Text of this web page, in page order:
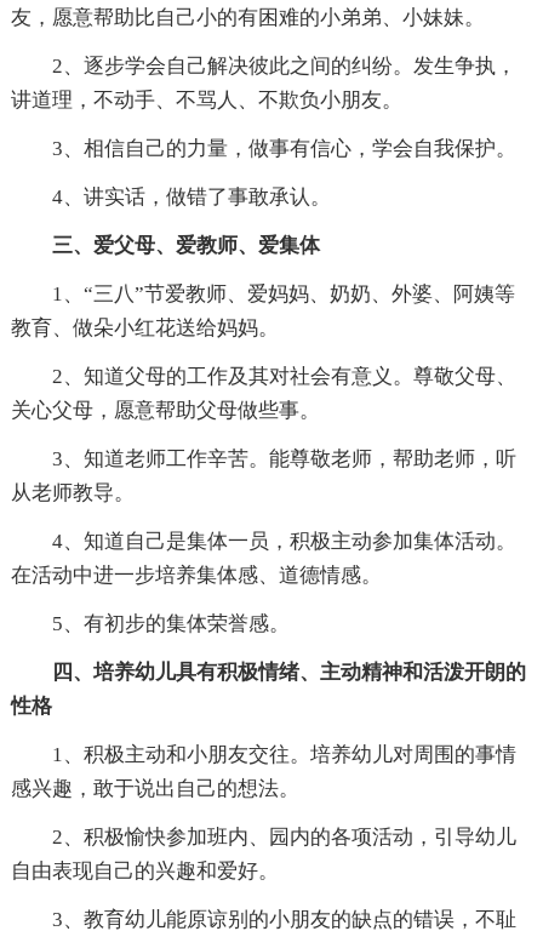
友，愿意帮助比自己小的有困难的小弟弟、小妹妹。
2、逐步学会自己解决彼此之间的纠纷。发生争执，
讲道理，不动手、不骂人、不欺负小朋友。
3、相信自己的力量，做事有信心，学会自我保护。
4、讲实话，做错了事敢承认。
三、爱父母、爱教师、爱集体
1、“三八”节爱教师、爱妈妈、奶奶、外婆、阿姨等
教育、做朵小红花送给妈妈。
2、知道父母的工作及其对社会有意义。尊敬父母、
关心父母，愿意帮助父母做些事。
3、知道老师工作辛苦。能尊敬老师，帮助老师，听
从老师教导。
4、知道自己是集体一员，积极主动参加集体活动。
在活动中进一步培养集体感、道德情感。
5、有初步的集体荣誉感。
四、培养幼儿具有积极情绪、主动精神和活泼开朗的
性格
1、积极主动和小朋友交往。培养幼儿对周围的事情
感兴趣，敢于说出自己的想法。
2、积极愉快参加班内、园内的各项活动，引导幼儿
自由表现自己的兴趣和爱好。
3、教育幼儿能原谅别的小朋友的缺点的错误，不耻